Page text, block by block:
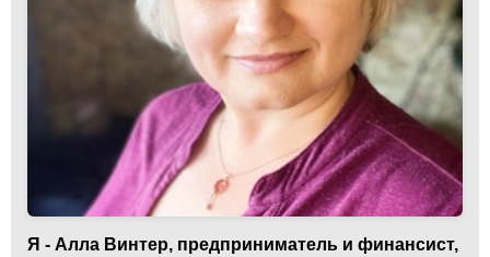
Я - Алла Винтер, предприниматель и финансист,